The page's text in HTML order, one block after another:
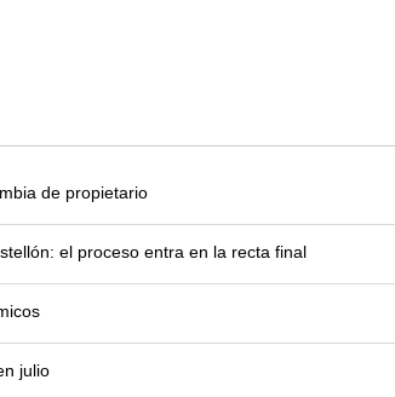
de propietario
el proceso entra en la recta final
julio